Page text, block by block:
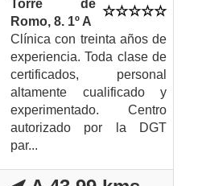
Torre de
Romo, 8. 1º A
Clínica con treinta años de
experiencia. Toda clase de
certificados, personal
altamente cualificado y
experimentado. Centro
autorizado por la DGT
par...